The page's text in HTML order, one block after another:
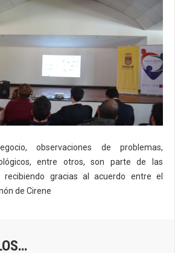
observaciones de problemas,
entre otros, son parte de las
recibiendo gracias al acuerdo entre el
de Cirene